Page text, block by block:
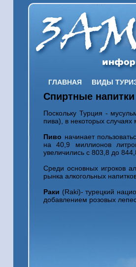
ГЛАВНАЯ ВИДЫ
Спиртные напитки
Поскольку Турция -
пива), в некоторых случаях
Пиво начинает
на 40,9 миллионов
увеличились с 803,8 до
Среди основных игроков
рынка алкогольных
Раки (Raki)- турецкий
добавлением розовых